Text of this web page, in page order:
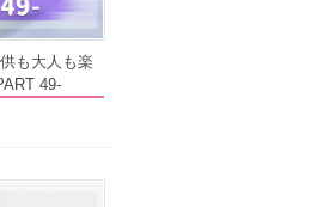
も大人も楽
49-